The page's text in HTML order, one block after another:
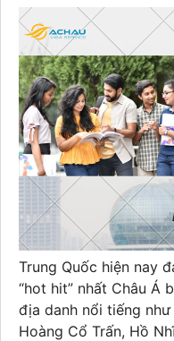
Trung Quốc hiện nay
“hot hit” nhất Châu Á
địa danh nổi tiếng như
Hoàng Cổ Trấn, Hồ